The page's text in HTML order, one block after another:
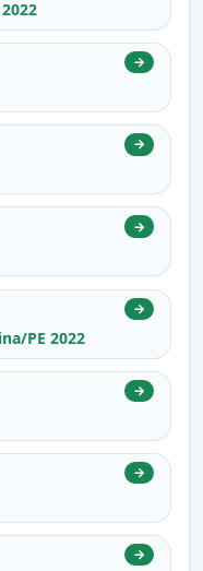
→
→
→
PE 2022
→
→
→
→